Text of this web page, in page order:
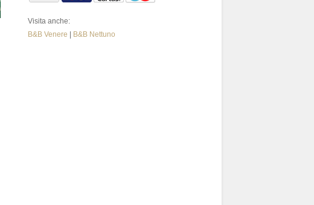
Visita anche:
B&B Venere
B&B Nettuno